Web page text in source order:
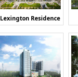
Lexington Residence